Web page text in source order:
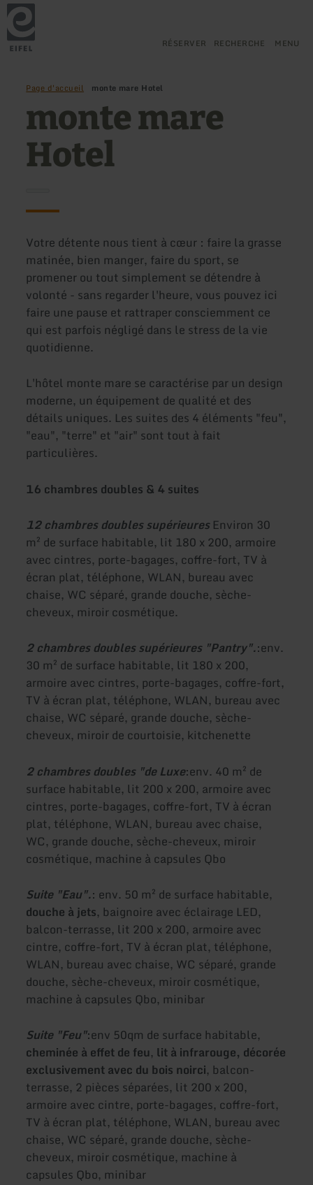
Retour
à
la
page
d'accueil
RÉSERVER RECHERCHE MENU
Page d'accueil monte mare Hotel
monte mare
Hotel
Votre détente nous tient à cœur : faire la grasse
matinée, bien manger, faire du sport, se
promener ou tout simplement se détendre à
volonté - sans regarder l'heure, vous pouvez ici
faire une pause et rattraper consciemment ce
qui est parfois négligé dans le stress de la vie
quotidienne.
L'hôtel monte mare se caractérise par un design
moderne, un équipement de qualité et des
détails uniques. Les suites des 4 éléments "feu",
"eau", "terre" et "air" sont tout à fait
particulières.
16 chambres doubles & 4 suites
12 chambres doubles supérieuresEnviron 30
m² de surface habitable, lit 180 x 200, armoire
avec cintres, porte-bagages, coffre-fort, TV à
écran plat, téléphone, WLAN, bureau avec
chaise, WC séparé, grande douche, sèche-
cheveux, miroir cosmétique.
2 chambres doubles supérieures "Pantry".:env.
30 m² de surface habitable, lit 180 x 200,
armoire avec cintres, porte-bagages, coffre-fort,
TV à écran plat, téléphone, WLAN, bureau avec
chaise, WC séparé, grande douche, sèche-
cheveux, miroir de courtoisie, kitchenette
2 chambres doubles "de Luxe:env. 40 m² de
surface habitable, lit 200 x 200, armoire avec
cintres, porte-bagages, coffre-fort, TV à écran
plat, téléphone, WLAN, bureau avec chaise,
WC, grande douche, sèche-cheveux, miroir
cosmétique, machine à capsules Qbo
Suite "Eau".: env. 50 m² de surface habitable,
douche à jets, baignoire avec éclairage LED,
balcon-terrasse, lit 200 x 200, armoire avec
cintre, coffre-fort, TV à écran plat, téléphone,
WLAN, bureau avec chaise, WC séparé, grande
douche, sèche-cheveux, miroir cosmétique,
machine à capsules Qbo, minibar
Suite "Feu":env 50qm de surface habitable,
cheminée à effet de feu, lit à infrarouge, décorée
exclusivement avec du bois noirci, balcon-
terrasse, 2 pièces séparées, lit 200 x 200,
armoire avec cintre, porte-bagages, coffre-fort,
TV à écran plat, téléphone, WLAN, bureau avec
chaise, WC séparé, grande douche, sèche-
cheveux, miroir cosmétique, machine à
capsules Qbo, minibar